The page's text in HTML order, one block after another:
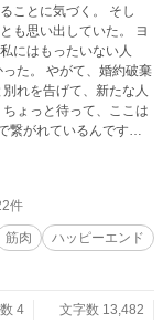
ことに気づく。 そし
思い出していた。 ヨ
にはもったいない人
約破棄
れを告げて、新たな人
ょっと待って、ここは
繋がれているんですけ
て、犯人ってことです
載しています。 ※pixiv
ﾉノΞ❤︎｛活力注入♪）
件
筋肉
ハッピーエンド
4
文字数 13,482